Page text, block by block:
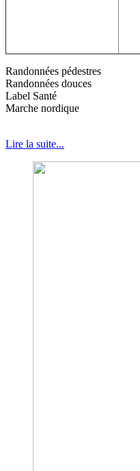
Randonnées pédestres
Randonnées douces
Label Santé
Marche nordique
Lire la suite...